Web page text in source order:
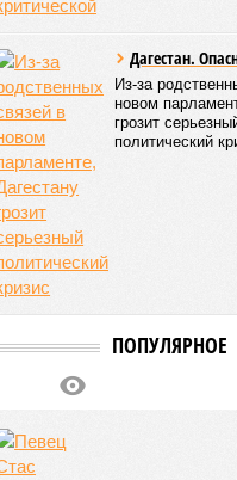
Дагестан.
Из-за
новом
грозит
политический
ПОПУЛЯРНОЕ